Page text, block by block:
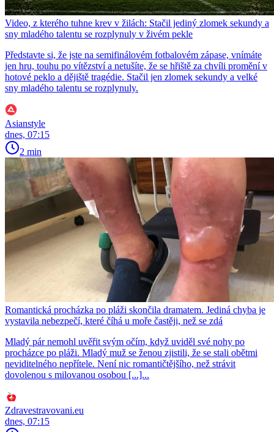
Video, z kterého tuhne krev v žilách: Stačil jediný zlomek sekundy a
sny mladého talentu se rozplynuly v živém pekle
Představte si, že jste na semifinálovém fotbalovém zápase, vnímáte
jen hru, touhu po vítězství a netušíte, že se hřiště za chvíli promění v
hotové peklo a dějiště tragédie. Stačil jen zlomek sekundy a velké
sny mladého talentu se rozplynuly.
Asianstyle
dnes, 07:15
2 min
Romantická procházka po pláži skončila dramatem. Jediná chyba je
vystavila nebezpečí, které číhá u moře častěji, než se zdá
Mladý pár nemohl uvěřit svým očím, když uviděl své nohy po
procházce po pláži. Mladý muž se ženou zjistili, že se stali obětmi
neviditelného nepřítele. Není nic romantičtějšího, než strávit
dovolenou s milovanou osobou [...]...
Zdravestravovani.eu
dnes, 07:15